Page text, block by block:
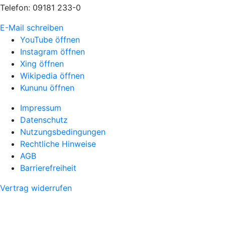
Telefon: 09181 233-0
E-Mail schreiben
YouTube öffnen
Instagram öffnen
Xing öffnen
Wikipedia öffnen
Kununu öffnen
Impressum
Datenschutz
Nutzungsbedingungen
Rechtliche Hinweise
AGB
Barrierefreiheit
Vertrag widerrufen